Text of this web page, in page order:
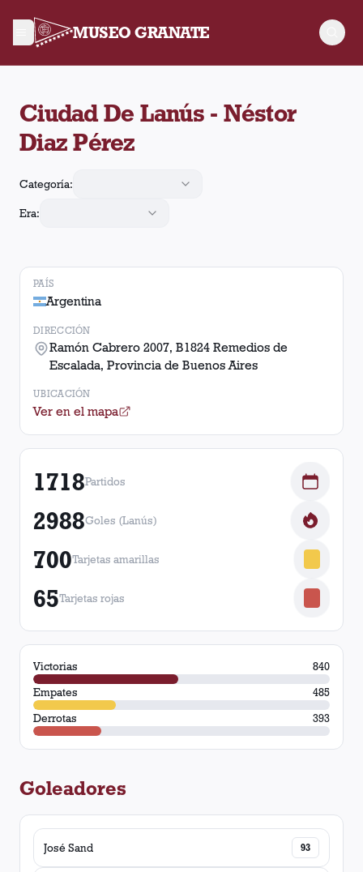
MUSEO GRANATE
Ciudad De Lanús - Néstor
Diaz Pérez
Categoría:
Era:
PAÍS
Argentina
DIRECCIÓN
Ramón Cabrero 2007, B1824 Remedios de
Escalada, Provincia de Buenos Aires
UBICACIÓN
Ver en el mapa
1718Partidos
2988Goles (Lanús)
700Tarjetas amarillas
65Tarjetas rojas
Victorias
840
Empates
485
Derrotas
393
Goleadores
José Sand 93